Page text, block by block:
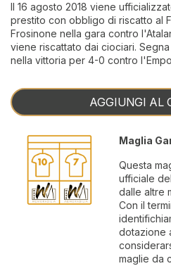
Il 16 agosto 2018 viene
prestito con obbligo di riscatto al
Frosinone nella gara contro
viene riscattato dai ciociari.
nella vittoria per 4-0 contro
AGGIUNGI AL
Maglia
Questa
ufficiale
dalle altre
Con il
dotazione
maglie da